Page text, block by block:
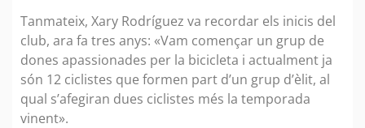
Tanmateix, Xary Rodríguez va recordar els inicis del
club, ara fa tres anys: «Vam començar un grup de
dones apassionades per la bicicleta i actualment ja
són 12 ciclistes que formen part d’un grup d’èlit, al
qual s’afegiran dues ciclistes més la temporada
vinent».